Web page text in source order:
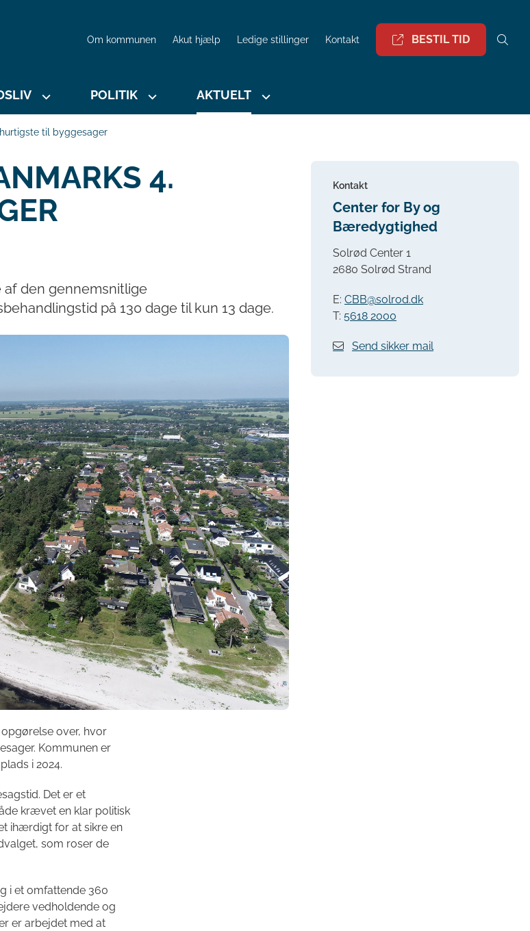
Om kommunen Akut hjælp Ledige stillinger Kontakt BESTIL TID
POLITIK AKTUELT
til byggesager
4.
af den gennemsnitlige
på 130 dage til kun 13 dage.
over, hvor
Kommunen er
i 2024.
Det er et
krævet en klar politisk
ihærdigt for at sikre en
som roser de
i et omfattende 360
vedholdende og
er arbejdet med at
Kontakt
Center for By og
Bæredygtighed
Solrød Center 1
2680 Solrød Strand
E: CBB@solrod.dk
T: 5618 2000
Send sikker mail